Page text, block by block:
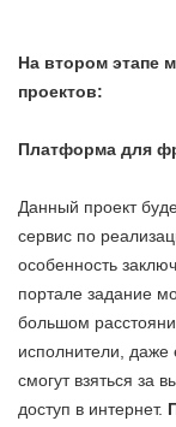
На втором этапе
проектов:
Платформа для
Данный проект
сервис по
особенность
портале задание
большом
исполнители, даже
смогут взяться за
доступ в интернет.